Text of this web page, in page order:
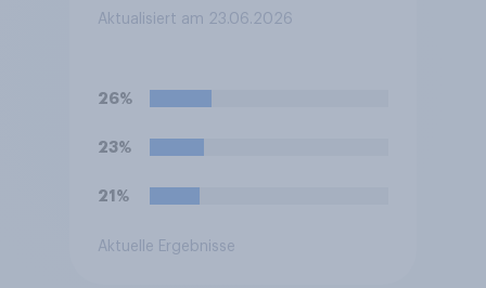
Aktualisiert am 23.06.2026
26%
23%
21%
Aktuelle Ergebnisse